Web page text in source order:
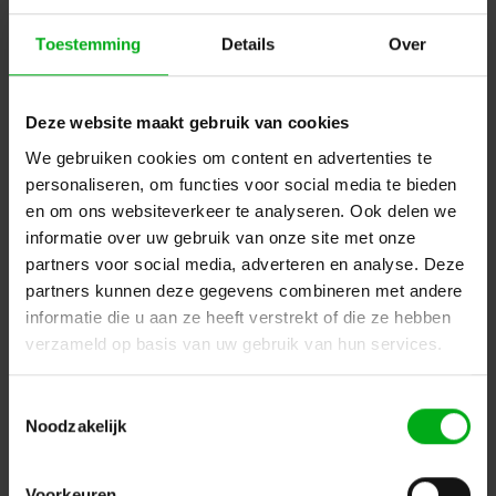
Toestemming Details Over
Deze website maakt gebruik van cookies
We gebruiken cookies om content en advertenties te
personaliseren, om functies voor social media te bieden
en om ons websiteverkeer te analyseren. Ook delen we
informatie over uw gebruik van onze site met onze
partners voor social media, adverteren en analyse. Deze
partners kunnen deze gegevens combineren met andere
informatie die u aan ze heeft verstrekt of die ze hebben
verzameld op basis van uw gebruik van hun services.
Noodzakelijk
Neutrik | NA4LJX | adapter speakON 4p (1+/1-) <> Jack
Neutrik | NA4LJX
Verwachtte levertijd 7-14 werkdagen
Login voor prijzen
Zaandam
Volg ons op Instagram